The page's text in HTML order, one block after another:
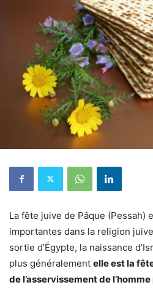
La fête juive de Pâque (Pessah)
importantes dans la religion
sortie d’Égypte, la naissance
plus généralement elle est la
de l’asservissement de l’homme